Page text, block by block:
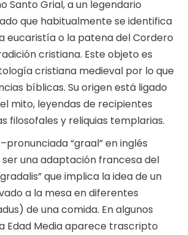
Santo Grial, a un legendario
que habitualmente se identifica
eucaristía o la patena del Cordero
cristiana. Este objeto es
cristiana medieval por lo que
bíblicas. Su origen está ligado
mito, leyendas de recipientes
filosofales y reliquias templarias.
“graal” en inglés
una adaptación francesa del
que implica la idea de un
a la mesa en diferentes
de una comida. En algunos
Edad Media aparece trascripto